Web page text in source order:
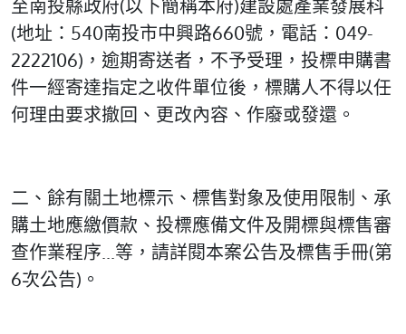
至南投縣政府(以下簡稱本府)建設處產業發展科
(地址：540南投市中興路660號，電話：049-
2222106)，逾期寄送者，不予受理，投標申購書
件一經寄達指定之收件單位後，標購人不得以任
何理由要求撤回、更改內容、作廢或發還。
二、餘有關土地標示、標售對象及使用限制、承
購土地應繳價款、投標應備文件及開標與標售審
查作業程序...等，請詳閱本案公告及標售手冊(第
6次公告)。